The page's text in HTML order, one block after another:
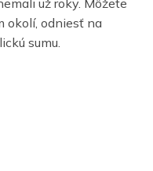
už roky. Môžete
okolí, odniesť na
sumu.